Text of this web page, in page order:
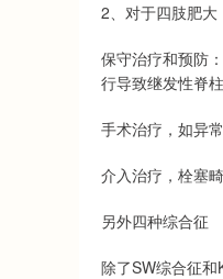
2、对于四肢肥大
保守治疗和预防
行导致继发性脊
手术治疗，如异
介入治疗，栓塞畸
另外四种综合征
除了SW综合征